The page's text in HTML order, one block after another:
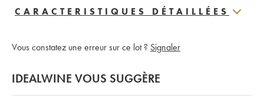
CARACTERISTIQUES DÉTAILLÉES
Vous constatez une erreur sur ce lot ? Signaler
IDEALWINE VOUS SUGGÈRE